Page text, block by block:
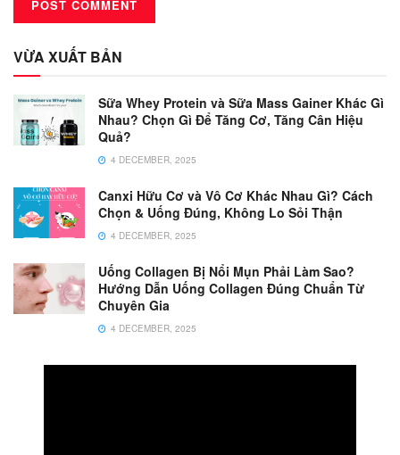
VỪA XUẤT BẢN
Sữa Whey Protein và Sữa Mass Gainer Khác Gì
Nhau? Chọn Gì Để Tăng Cơ, Tăng Cân Hiệu
Quả?
4 DECEMBER, 2025
Canxi Hữu Cơ và Vô Cơ Khác Nhau Gì? Cách
Chọn & Uống Đúng, Không Lo Sỏi Thận
4 DECEMBER, 2025
Uống Collagen Bị Nổi Mụn Phải Làm Sao?
Hướng Dẫn Uống Collagen Đúng Chuẩn Từ
Chuyên Gia
4 DECEMBER, 2025